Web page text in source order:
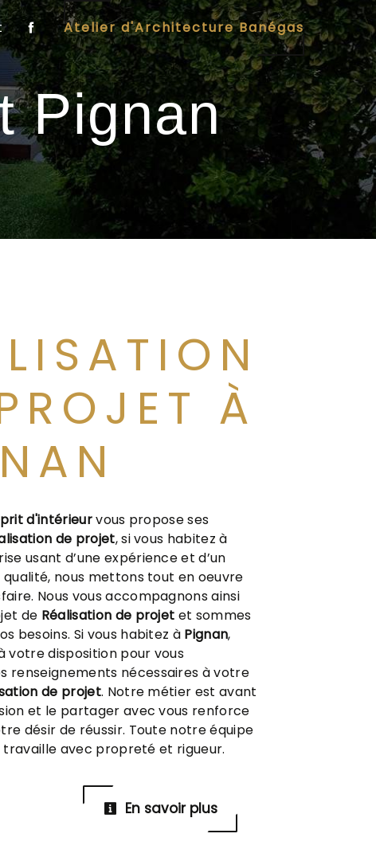
Atelier d'Architecture Banégas
Pignan
À
d'intérieurvous propose ses
de projet, si vous habitez à
usant d’une expérience et d’un
nous mettons tout en oeuvre
Nous vous accompagnons ainsi
de Réalisation de projet et sommes
besoins. Si vous habitez à Pignan,
votre disposition pour vous
renseignements nécessaires à votre
de projet. Notre métier est avant
et le partager avec vous renforce
désir de réussir. Toute notre équipe
avec propreté et rigueur.
En savoir plus